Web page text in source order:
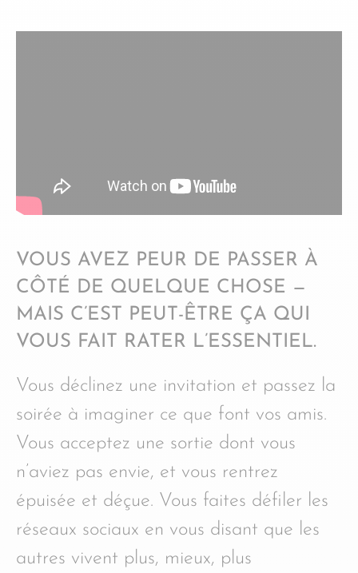
VOUS AVEZ PEUR DE PASSER À
CÔTÉ DE QUELQUE CHOSE —
MAIS C’EST PEUT-ÊTRE ÇA QUI
VOUS FAIT RATER L’ESSENTIEL.
Vous déclinez une invitation et passez la
soirée à imaginer ce que font vos amis.
Vous acceptez une sortie dont vous
n’aviez pas envie, et vous rentrez
épuisée et déçue. Vous faites défiler les
réseaux sociaux en vous disant que les
autres vivent plus, mieux, plus